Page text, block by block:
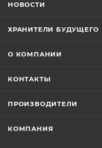
НОВОСТИ
ХРАНИТЕЛИ БУДУЩЕГО
О КОМПАНИИ
КОНТАКТЫ
ПРОИЗВОДИТЕЛИ
КОМПАНИЯ